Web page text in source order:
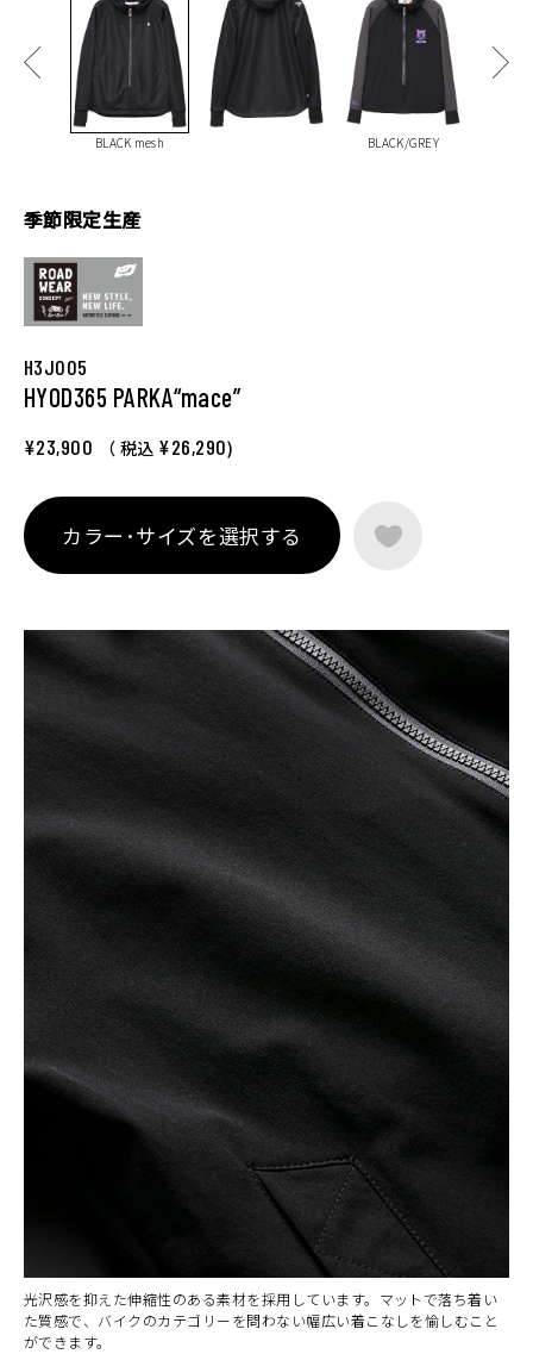
BLACK mesh BLACK/GREY
季節限定生産
H3J005
HYOD365 PARKA“mace”
¥23,900 （ 税込 ¥26,290)
カラー･サイズを選択する
光沢感を抑えた伸縮性のある素材を採用しています。マットで落ち着い
た質感で、バイクのカテゴリーを問わない幅広い着こなしを愉しむこと
ができます。